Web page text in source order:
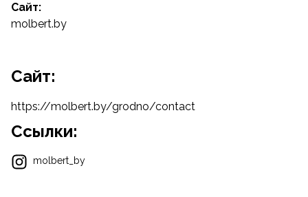
Сайт:
molbert.by
Cайт:
https://molbert.by/grodno/contact
Ссылки:
molbert_by